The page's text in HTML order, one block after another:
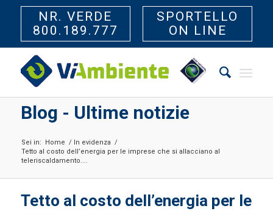
NR. VERDE
800.189.777
SPORTELLO
ON LINE
Blog - Ultime notizie
Sei in: Home / In evidenza /
Tetto al costo dell’energia per le imprese che si allacciano al
teleriscaldamento....
Tetto al costo dell’energia per le